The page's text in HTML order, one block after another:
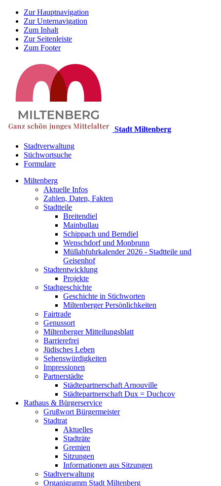
Zur Hauptnavigation
Zur Unternavigation
Zum Inhalt
Zur Seitenleiste
Zum Footer
Stadt Miltenberg
Stadtverwaltung
Stichwortsuche
Formulare
Miltenberg
Aktuelle Infos
Zahlen, Daten, Fakten
Stadtteile
Breitendiel
Mainbullau
Schippach und Berndiel
Wenschdorf und Monbrunn
Müllabfuhrkalender 2026 - Stadtteile und
Geisenhof
Stadtentwicklung
Projekte
Stadtgeschichte
Geschichte in Stichworten
Miltenberger Persönlichkeiten
Fairtrade
Genussort
Miltenberger Mitteilungsblatt
Barrierefrei
Jüdisches Leben
Sehenswürdigkeiten
Impressionen
Partnerstädte
Städtepartnerschaft Arnouville
Städtepartnerschaft Dux = Duchcov
Rathaus & Bürgerservice
Grußwort Bürgermeister
Stadtrat
Aktuelles
Stadträte
Gremien
Sitzungen
Informationen aus Sitzungen
Stadtverwaltung
Organigramm Stadt Miltenberg